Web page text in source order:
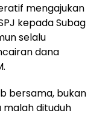
mengajukan
kepada Subag
selalu
dana
bersama, bukan
malah dituduh